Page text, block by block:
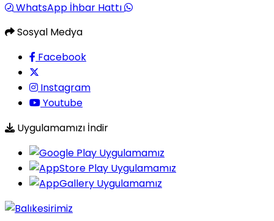
WhatsApp İhbar Hattı
Sosyal Medya
Facebook
Instagram
Youtube
Uygulamamızı İndir